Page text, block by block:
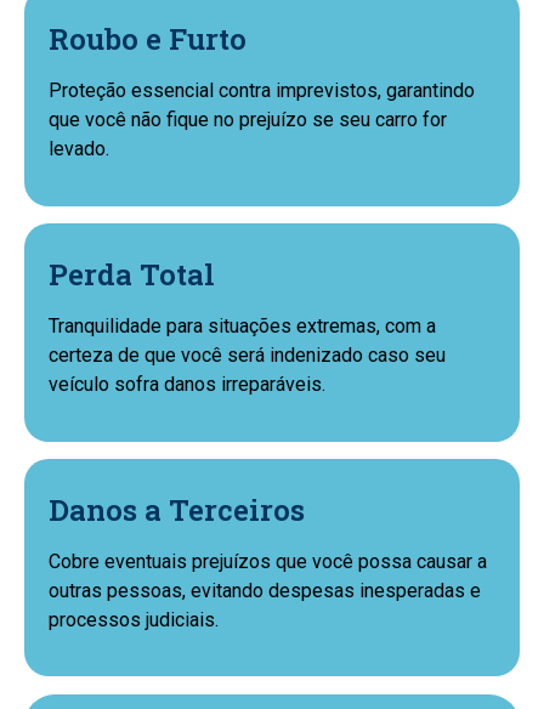
Roubo e Furto
Proteção essencial contra imprevistos, garantindo
que você não fique no prejuízo se seu carro for
levado.
Perda Total
Tranquilidade para situações extremas, com a
certeza de que você será indenizado caso seu
veículo sofra danos irreparáveis.
Danos a Terceiros
Cobre eventuais prejuízos que você possa causar a
outras pessoas, evitando despesas inesperadas e
processos judiciais.